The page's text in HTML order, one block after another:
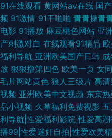
91在线观看 黄网站av在线 国
频 91激情 91干啪啪 青青操青
电影 91播放 麻豆桃色网站 亚
产刺激对白 在线观看91精品
福利导航 亚洲欧美国产日韩
放 狠狠撸第四色 欧美一页 女
毛片网站黄色 狼人三级片 高
视频 亚洲欧美中文视频 东京
品小视频 久草福利免费视影
利导航|性爱福利影院|性爱高
播99|性爱迷奸自拍|性爱欧美